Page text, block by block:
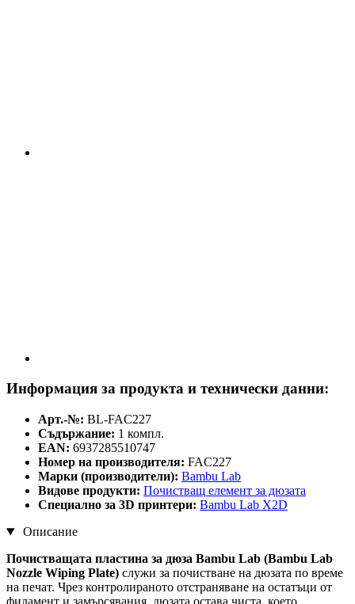
Информация за продукта и технически данни:
Арт.-№: BL-FAC227
Съдържание: 1 компл.
EAN: 6937285510747
Номер на производителя: FAC227
Марки (производители): Bambu Lab
Видове продукти: Почистващ елемент за дюзата
Специално за 3D принтери: Bambu Lab X2D
Описание
Почистващата пластина за дюза Bambu Lab (Bambu Lab
Nozzle Wiping Plate) служи за почистване на дюзата по време
на печат. Чрез контролираното отстраняване на остатъци от
филамент и замърсявания, дюзата остава чиста, което